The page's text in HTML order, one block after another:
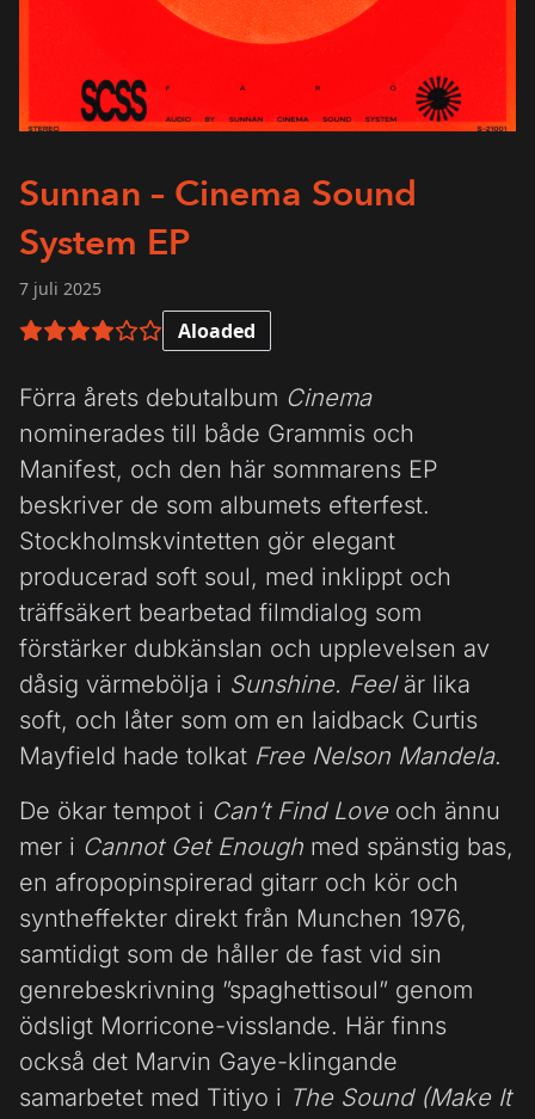
Sunnan – Cinema Sound
System EP
7 juli 2025
4 av 6 i betyg Aloaded
Förra årets debutalbum Cinema
nominerades till både Grammis och
Manifest, och den här sommarens EP
beskriver de som albumets efterfest.
Stockholmskvintetten gör elegant
producerad soft soul, med inklippt och
träffsäkert bearbetad filmdialog som
förstärker dubkänslan och upplevelsen av
dåsig värmebölja i Sunshine. Feelär lika
soft, och låter som om en laidback Curtis
Mayfield hade tolkat Free Nelson Mandela.
De ökar tempot i Can’t Find Loveoch ännu
mer i Cannot Get Enough med spänstig bas,
en afropopinspirerad gitarr och kör och
syntheffekter direkt från Munchen 1976,
samtidigt som de håller de fast vid sin
genrebeskrivning ”spaghettisoul” genom
ödsligt Morricone-visslande. Här finns
också det Marvin Gaye-klingande
samarbetet med Titiyo i The Sound (Make It